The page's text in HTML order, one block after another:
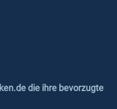
die ihre bevorzugte